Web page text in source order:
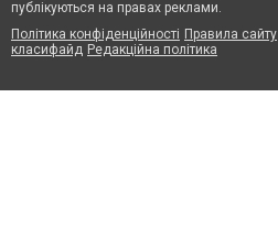
публікуються на правах реклами.
Політика конфіденційності Правила сайту
класифайд Редакційна політика